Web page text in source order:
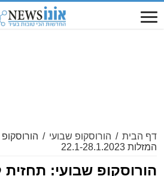
דף הבית / הורוסקופ שבועי /
המזלות 22.1-28.1.2023
הורוסקופ שבועי: תחזית